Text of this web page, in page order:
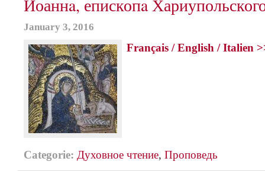
Иоаннa, епископa
January 3, 2016
Français / English / Italien
Categorie: Духовное чтение, Проповедь